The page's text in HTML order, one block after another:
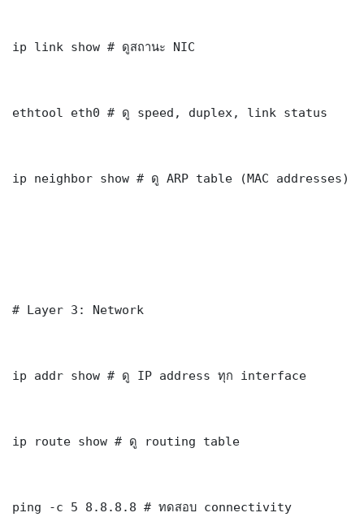
ip link show # ดูสถานะ NIC
ethtool eth0 # ดู speed, duplex, link status
ip neighbor show # ดู ARP table (MAC addresses)
# Layer 3: Network
ip addr show # ดู IP address ทุก interface
ip route show # ดู routing table
ping -c 5 8.8.8.8 # ทดสอบ connectivity